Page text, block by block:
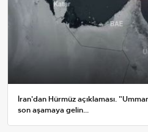
İran'dan Hürmüz açıklaması.
son aşamaya gelin...